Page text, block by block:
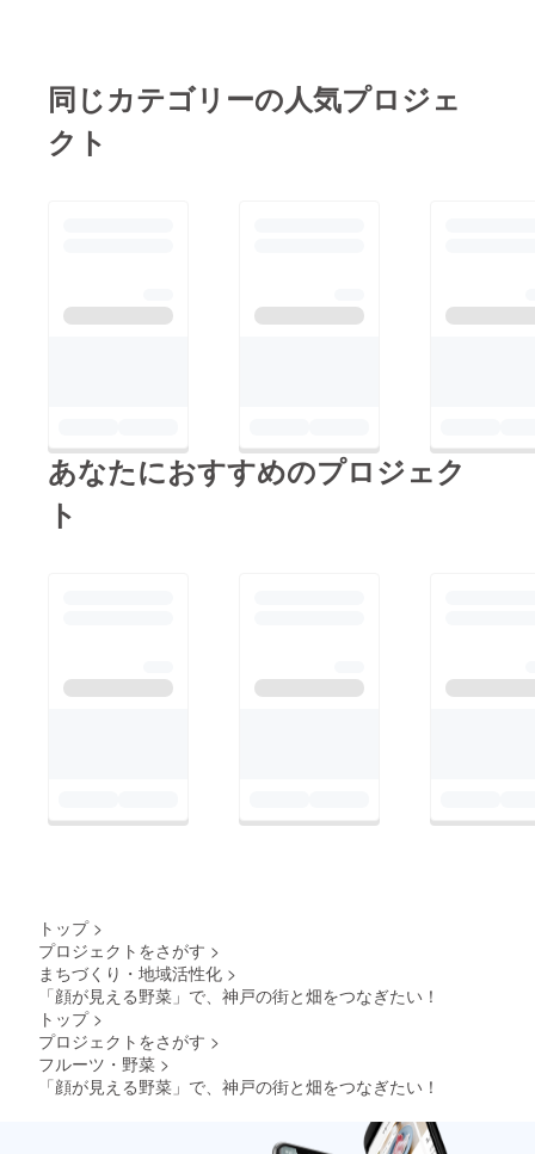
同じカテゴリーの人気プロジェ
クト
あなたにおすすめのプロジェク
ト
トップ >
プロジェクトをさがす >
まちづくり・地域活性化 >
「顔が見える野菜」で、神戸の街と畑をつなぎたい！
トップ >
プロジェクトをさがす >
フルーツ・野菜 >
「顔が見える野菜」で、神戸の街と畑をつなぎたい！